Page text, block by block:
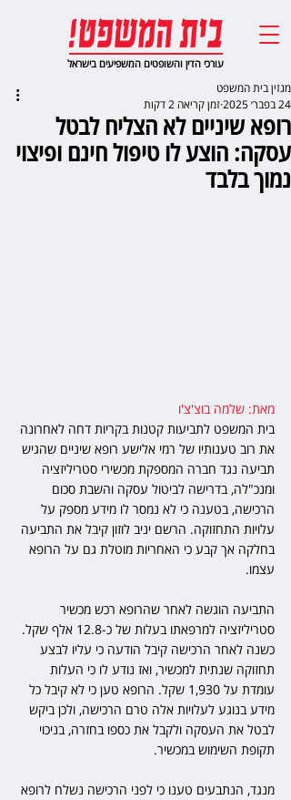
עורכי הדין והשופטים המשפיעים בישראל
רופא שיניים לא הצליח לבטל
עסקה: הוצע לו טיפול חינם ופיצוי
נמוך בלבד
מגזין בית המשפט
24 בפבר׳ 2025
זמן קריאה 2 דקות
מאת: שלמה בוצ'צ'ו
בית המשפט לתביעות קטנות בקריות דחה לאחרונה
את רוב טענותיו של רמי אלישע רופא שיניים שהגיש
תביעה נגד חברה המספקת מכשירי סטריליזציה
ומנכ"לה, בדרישה לביטול עסקה והשבת סכום
הרכישה, בטענה כי לא נמסר לו מידע מספק על
עלויות התחזוקה. הרשם יניב לוזון קיבל את התביעה
בחלקה אך קבע כי האחריות מוטלת גם על הרופא
עצמו.
התביעה הוגשה לאחר שהרופא רכש מכשיר
סטריליזציה למרפאתו בעלות של כ-12.8 אלף שקל.
כשנה לאחר הרכישה קיבל הודעה כי עליו לבצע
תחזוקה שנתית למכשיר, ואז נודע לו כי העלות
עומדת על 1,930 שקל. הרופא טען כי לא קיבל כל
מידע בנוגע לעלויות אלה טרם הרכישה, ולכן ביקש
לבטל את העסקה ולקבל את כספו בחזרה, בניכוי
תקופת השימוש במכשיר.
מנגד, הנתבעים טענו כי לפני הרכישה נשלח לרופא